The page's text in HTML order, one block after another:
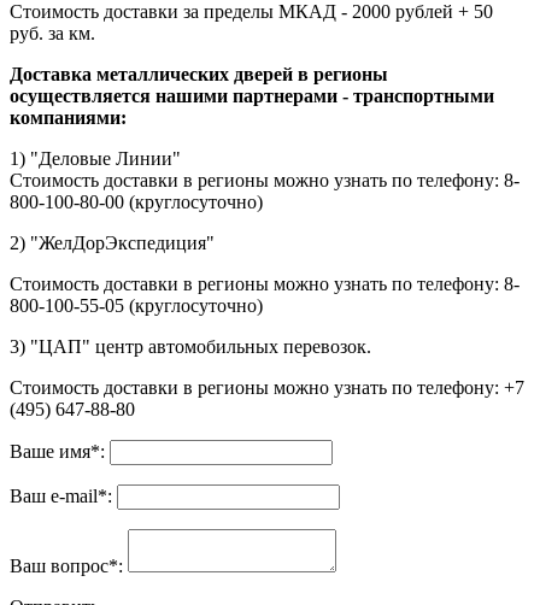
Стоимость доставки за пределы МКАД - 2000 рублей + 50
руб. за км.
Доставка металлических дверей в регионы
осуществляется нашими партнерами - транспортными
компаниями:
1) "Деловые Линии"
Стоимость доставки в регионы можно узнать по телефону: 8-
800-100-80-00 (круглосуточно)
2) "ЖелДорЭкспедиция"
Стоимость доставки в регионы можно узнать по телефону: 8-
800-100-55-05 (круглосуточно)
3) "ЦАП" центр автомобильных перевозок.
Стоимость доставки в регионы можно узнать по телефону: +7
(495) 647-88-80
Ваше имя*:
Ваш e-mail*:
Ваш вопрос*: